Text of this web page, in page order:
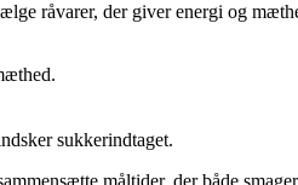
råvarer, der giver energi og
sukkerindtaget.